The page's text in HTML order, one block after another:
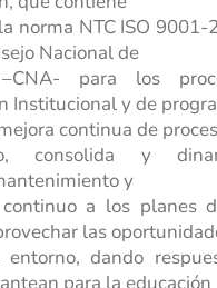
Podcast Territorios
Diálogos
Recursos
Revista
Foro de
norma NTC ISO 9001-
Nacional de
–CNA- para los
Institucional y de
continua de
consolida y
y
a los planes
las
dando
para la educación